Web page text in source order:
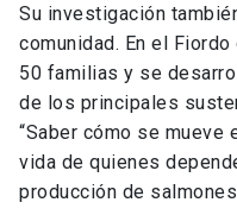
Su investigación
comunidad. En el
50 familias y se
de los principales
“Saber cómo se mueve
vida de quienes
producción de